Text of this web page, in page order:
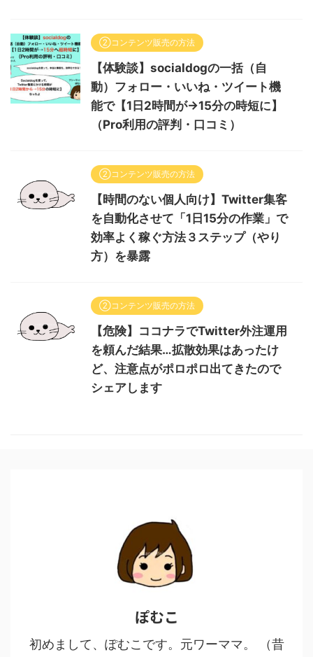
②コンテンツ販売の方法
【体験談】socialdogの一括（自
動）フォロー・いいね・ツイート機
能で【1日2時間が→15分の時短に】
（Pro利用の評判・口コミ）
②コンテンツ販売の方法
【時間のない個人向け】Twitter集客
を自動化させて「1日15分の作業」で
効率よく稼ぐ方法３ステップ（やり
方）を暴露
②コンテンツ販売の方法
【危険】ココナラでTwitter外注運用
を頼んだ結果…拡散効果はあったけ
ど、注意点がポロポロ出てきたので
シェアします
ぽむこ
初めまして、ぽむこです。元ワーママ。 （昔